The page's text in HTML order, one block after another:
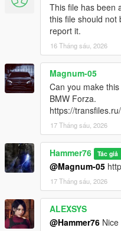
This file has been
this file should not
report it.
16 Tháng sáu, 2026
Magnum-05
Can you make
BMW Forza.
https://
17 Tháng sáu, 2026
Hammer76 Tác giả
@Magnum-05
17 Tháng sáu, 2026
ALEXSYS
@Hammer76